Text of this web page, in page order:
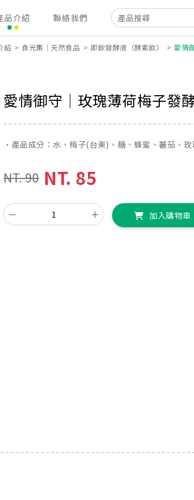
品介紹 聯絡我們
紹 食光集｜天然食品 即飲發酵液（酵素飲） 愛情
愛情御守｜玫瑰薄荷梅子發
•產品成分：水、梅子(台東)、糖、蜂蜜、蕃茄、
NT. 90 NT. 85
加入購物車